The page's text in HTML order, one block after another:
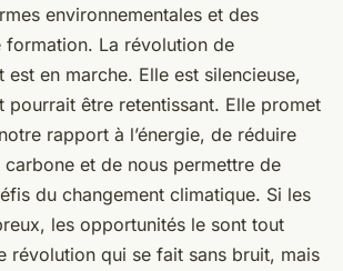
environnementales et des
formation. La révolution de
est en marche. Elle est silencieuse,
pourrait être retentissant. Elle promet
rapport à l’énergie, de réduire
et de nous permettre de
du changement climatique. Si les
les opportunités le sont tout
révolution qui se fait sans bruit, mais